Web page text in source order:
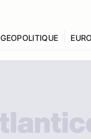
GEOPOLITIQUE